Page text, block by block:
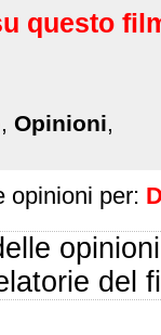
questo
, Opinioni,
opinioni per:
del